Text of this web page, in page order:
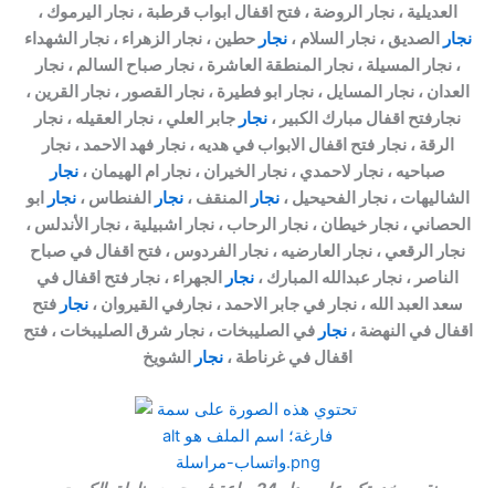
العديلية ، نجار الروضة ، فتح اقفال ابواب قرطبة ، نجار اليرموك ،
نجار
الصديق ، نجار السلام ،نجار حطين ، نجار الزهراء ، نجار الشهداء
، نجار المسيلة ، نجار المنطقة العاشرة ، نجار صباح السالم ، نجار
العدان ، نجار المسايل ، نجار ابو فطيرة ، نجار القصور ، نجار القرين ،
نجارفتح اقفال مبارك الكبير ، نجار جابر العلي ، نجار العقيله ، نجار
الرقة ، نجار فتح اقفال الابواب في هديه ، نجار فهد الاحمد ، نجار
صباحيه ، نجار لاحمدي ، نجار الخيران ، نجار ام الهيمان ، نجار
الشاليهات ، نجار الفحيحيل ،نجار المنقف ،نجار الفنطاس ، نجار
ابو
الحصاني ، نجار خيطان ، نجار الرحاب ، نجار اشبيلية ، نجار الأندلس ،
نجار الرقعي ، نجار العارضيه ، نجار الفردوس ، فتح اقفال في صباح
الناصر ، نجار عبدالله المبارك ، نجار
الجهراء ، نجار فتح اقفال في
سعد العبد الله ، نجار في جابر الاحمد ، نجارفي القيروان ، نجار فتح
اقفال في النهضة ،نجار في الصليبخات ، نجار شرق الصليبخات ، فتح
اقفال في غرناطة ، نجار الشويخ